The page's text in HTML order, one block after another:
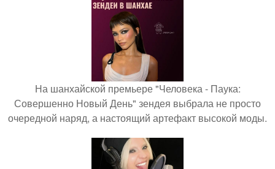
На шанхайской премьере "Человека - Паука:
Совершенно Новый День" зендея выбрала не просто
очередной наряд, а настоящий артефакт высокой моды.